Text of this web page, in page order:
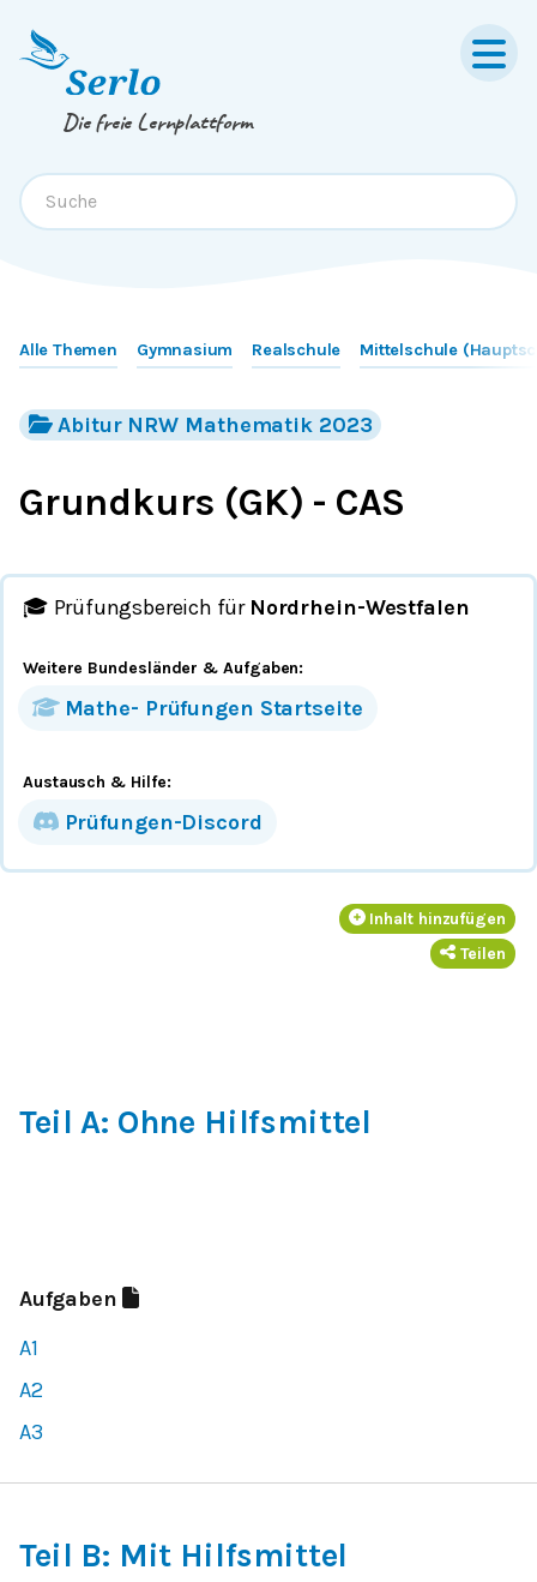
Springe zum
Die freie Lernplattform
Alle Themen Gymnasium Realschule Mittelschule
Abitur NRW Mathematik 2023
Grundkurs (GK) - CAS
🎓 Prüfungsbereich für Nordrhein-Westfalen
Weitere Bundesländer & Aufgaben:
Mathe- Prüfungen Startseite
Austausch & Hilfe:
Prüfungen-Discord
Inhalt hinzufügen
Teilen
Teil A: Ohne Hilfsmittel
Aufgaben
A1
A2
A3
Teil B: Mit Hilfsmittel